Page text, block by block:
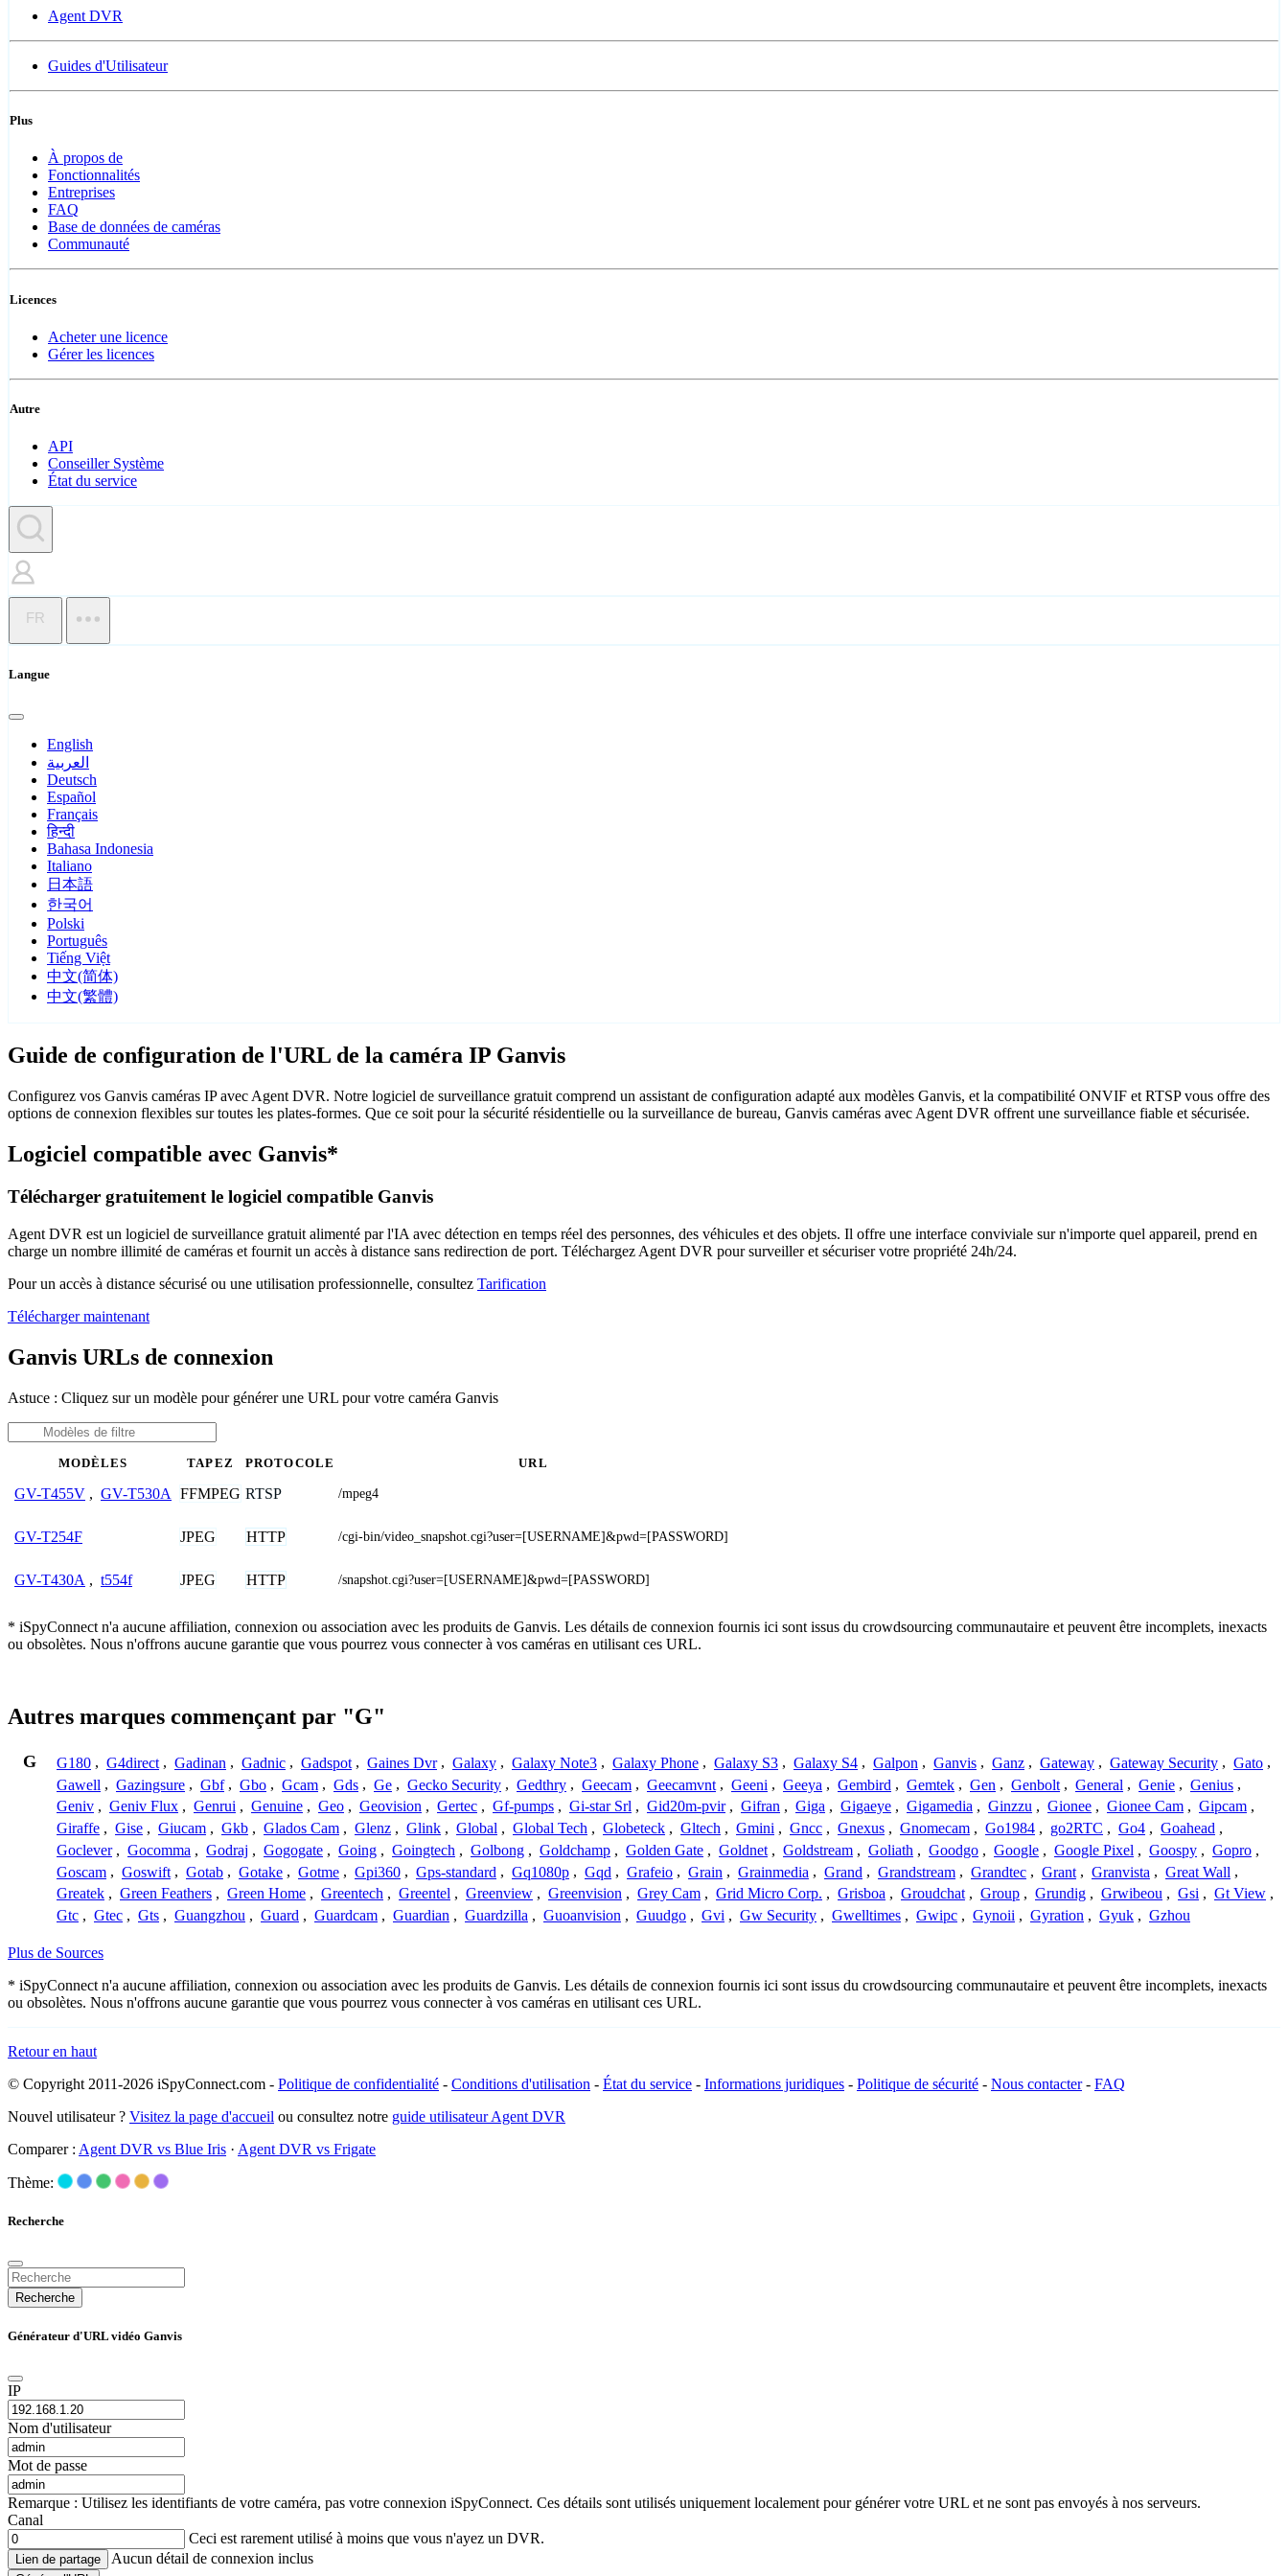
Agent DVR
Guides d'Utilisateur
Plus
À propos de
Fonctionnalités
Entreprises
FAQ
Base de données de caméras
Communauté
Licences
Acheter une licence
Gérer les licences
Autre
API
Conseiller Système
État du service
FR
Langue
English
العربية
Deutsch
Español
Français
हिन्दी
Bahasa Indonesia
Italiano
日本語
한국어
Polski
Português
Tiếng Việt
中文(简体)
中文(繁體)
Guide de configuration de l'URL de la caméra IP Ganvis
Configurez vos Ganvis caméras IP avec Agent DVR. Notre logiciel de surveillance gratuit comprend un assistant de configuration adapté aux modèles Ganvis, et la compatibilité ONVIF et RTSP vous offre des
options de connexion flexibles sur toutes les plates-formes. Que ce soit pour la sécurité résidentielle ou la surveillance de bureau, Ganvis caméras avec Agent DVR offrent une surveillance fiable et sécurisée.
Logiciel compatible avec Ganvis*
Télécharger gratuitement le logiciel compatible Ganvis
Agent DVR est un logiciel de surveillance gratuit alimenté par l'IA avec détection en temps réel des personnes, des véhicules et des objets. Il offre une interface conviviale sur n'importe quel appareil, prend en
charge un nombre illimité de caméras et fournit un accès à distance sans redirection de port. Téléchargez Agent DVR pour surveiller et sécuriser votre propriété 24h/24.
Pour un accès à distance sécurisé ou une utilisation professionnelle, consultez Tarification
Télécharger maintenant
Ganvis URLs de connexion
Astuce : Cliquez sur un modèle pour générer une URL pour votre caméra Ganvis
MODÈLES TAPEZ PROTOCOLE URL
GV-T455V , GV-T530A FFMPEG RTSP /mpeg4
GV-T254F JPEG HTTP /cgi-bin/video_snapshot.cgi?user=[USERNAME]&pwd=[PASSWORD]
GV-T430A , t554f JPEG HTTP /snapshot.cgi?user=[USERNAME]&pwd=[PASSWORD]
* iSpyConnect n'a aucune affiliation, connexion ou association avec les produits de Ganvis. Les détails de connexion fournis ici sont issus du crowdsourcing communautaire et peuvent être incomplets, inexacts
ou obsolètes. Nous n'offrons aucune garantie que vous pourrez vous connecter à vos caméras en utilisant ces URL.
Autres marques commençant par "G"
G G180 , G4direct , Gadinan , Gadnic , Gadspot , Gaines Dvr , Galaxy , Galaxy Note3 , Galaxy Phone , Galaxy S3 , Galaxy S4 , Galpon , Ganvis , Ganz , Gateway , Gateway Security , Gato ,
Gawell , Gazingsure , Gbf , Gbo , Gcam , Gds , Ge , Gecko Security , Gedthry , Geecam , Geecamvnt , Geeni , Geeya , Gembird , Gemtek , Gen , Genbolt , General , Genie , Genius ,
Geniv , Geniv Flux , Genrui , Genuine , Geo , Geovision , Gertec , Gf-pumps , Gi-star Srl , Gid20m-pvir , Gifran , Giga , Gigaeye , Gigamedia , Ginzzu , Gionee , Gionee Cam , Gipcam ,
Giraffe , Gise , Giucam , Gkb , Glados Cam , Glenz , Glink , Global , Global Tech , Globeteck , Gltech , Gmini , Gncc , Gnexus , Gnomecam , Go1984 , go2RTC , Go4 , Goahead ,
Goclever , Gocomma , Godraj , Gogogate , Going , Goingtech , Golbong , Goldchamp , Golden Gate , Goldnet , Goldstream , Goliath , Goodgo , Google , Google Pixel , Goospy , Gopro ,
Goscam , Goswift , Gotab , Gotake , Gotme , Gpi360 , Gps-standard , Gq1080p , Gqd , Grafeio , Grain , Grainmedia , Grand , Grandstream , Grandtec , Grant , Granvista , Great Wall ,
Greatek , Green Feathers , Green Home , Greentech , Greentel , Greenview , Greenvision , Grey Cam , Grid Micro Corp. , Grisboa , Groudchat , Group , Grundig , Grwibeou , Gsi , Gt View ,
Gtc , Gtec , Gts , Guangzhou , Guard , Guardcam , Guardian , Guardzilla , Guoanvision , Guudgo , Gvi , Gw Security , Gwelltimes , Gwipc , Gynoii , Gyration , Gyuk , Gzhou
Plus de Sources
* iSpyConnect n'a aucune affiliation, connexion ou association avec les produits de Ganvis. Les détails de connexion fournis ici sont issus du crowdsourcing communautaire et peuvent être incomplets, inexacts
ou obsolètes. Nous n'offrons aucune garantie que vous pourrez vous connecter à vos caméras en utilisant ces URL.
Retour en haut
© Copyright 2011-2026 iSpyConnect.com - Politique de confidentialité - Conditions d'utilisation - État du service - Informations juridiques - Politique de sécurité - Nous contacter- FAQ
Nouvel utilisateur ? Visitez la page d'accueil ou consultez notre guide utilisateur Agent DVR
Comparer : Agent DVR vs Blue Iris · Agent DVR vs Frigate
Thème:
Recherche
Recherche
Générateur d'URL vidéo Ganvis
IP
Nom d'utilisateur
Mot de passe
Remarque : Utilisez les identifiants de votre caméra, pas votre connexion iSpyConnect. Ces détails sont utilisés uniquement localement pour générer votre URL et ne sont pas envoyés à nos serveurs.
Canal
Ceci est rarement utilisé à moins que vous n'ayez un DVR.
Lien de partage Aucun détail de connexion inclus